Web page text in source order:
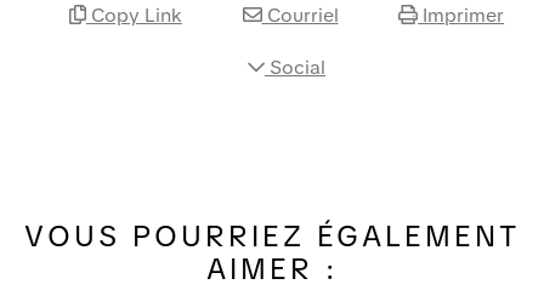
Copy Link Courriel Imprimer
Social
VOUS POURRIEZ ÉGALEMENT
AIMER :